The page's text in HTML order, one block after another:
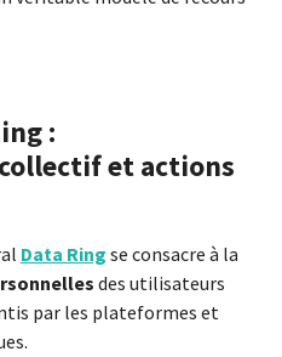
:
et actions
Data Ring se consacre à la
des utilisateurs
par les plateformes et